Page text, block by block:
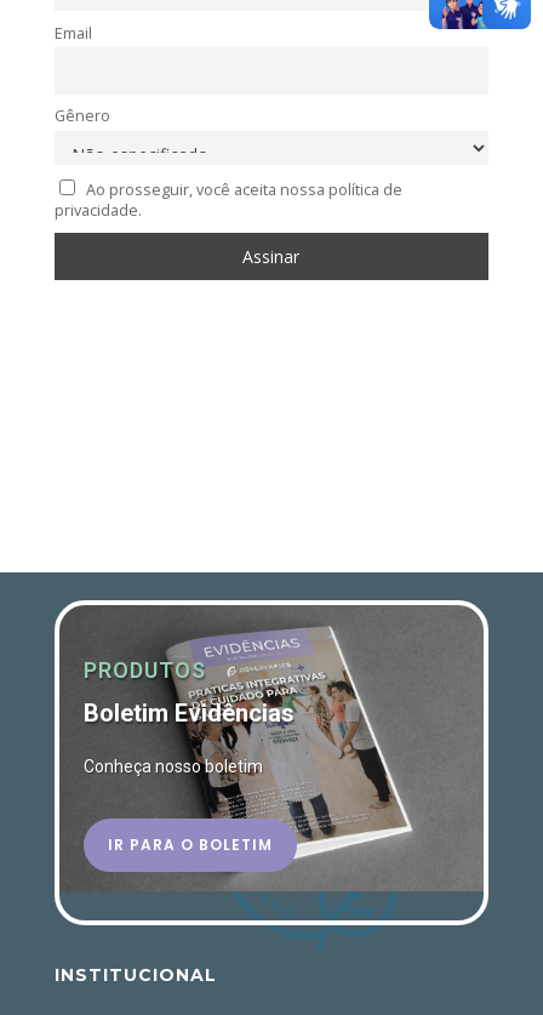
Email
Gênero
Ao prosseguir, você aceita nossa política de
privacidade.
PRODUTOS
Boletim Evidências
Conheça nosso boletim
IR PARA O BOLETIM
INSTITUCIONAL